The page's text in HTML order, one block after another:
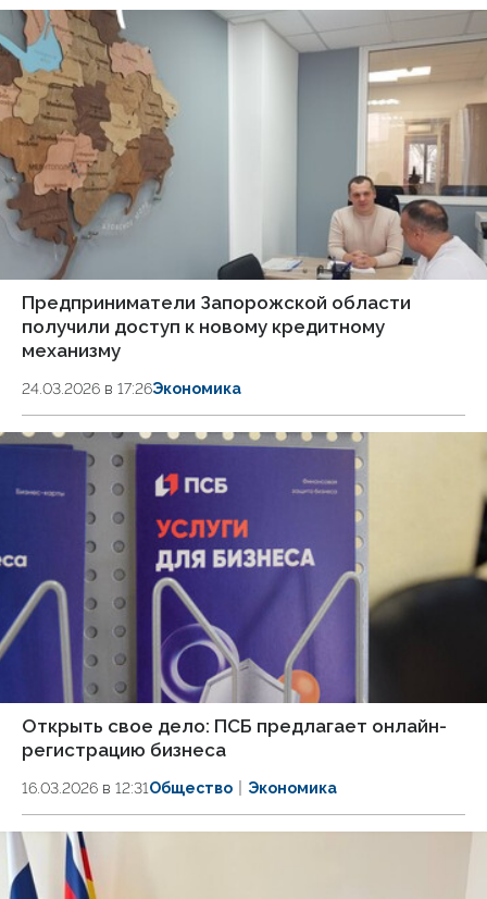
Предприниматели Запорожской области
получили доступ к новому кредитному
механизму
24.03.2026 в 17:26Экономика
Открыть свое дело: ПСБ предлагает онлайн-
регистрацию бизнеса
16.03.2026 в 12:31Общество Экономика